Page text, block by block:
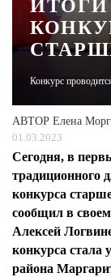
ИТОГИ
Конкурс
АВТОР Елена
01.03.2023
Сегодня, в
традиционного
конкурса
сообщил в
Алексей
конкурса
района